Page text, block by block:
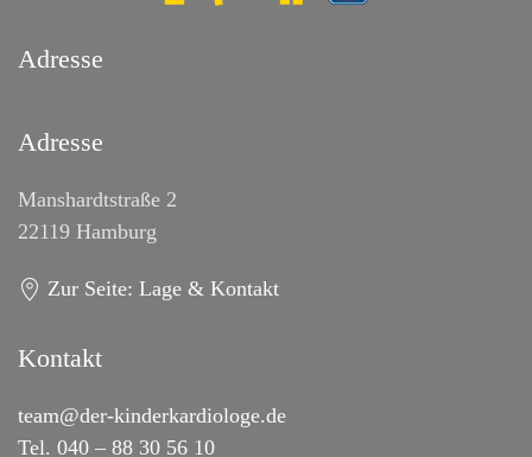
Adresse
Adresse
Manshardtstraße 2
22119 Hamburg
Zur Seite: Lage & Kontakt
Kontakt
team@der-kinderkardiologe.de
Tel. 040 – 88 30 56 10